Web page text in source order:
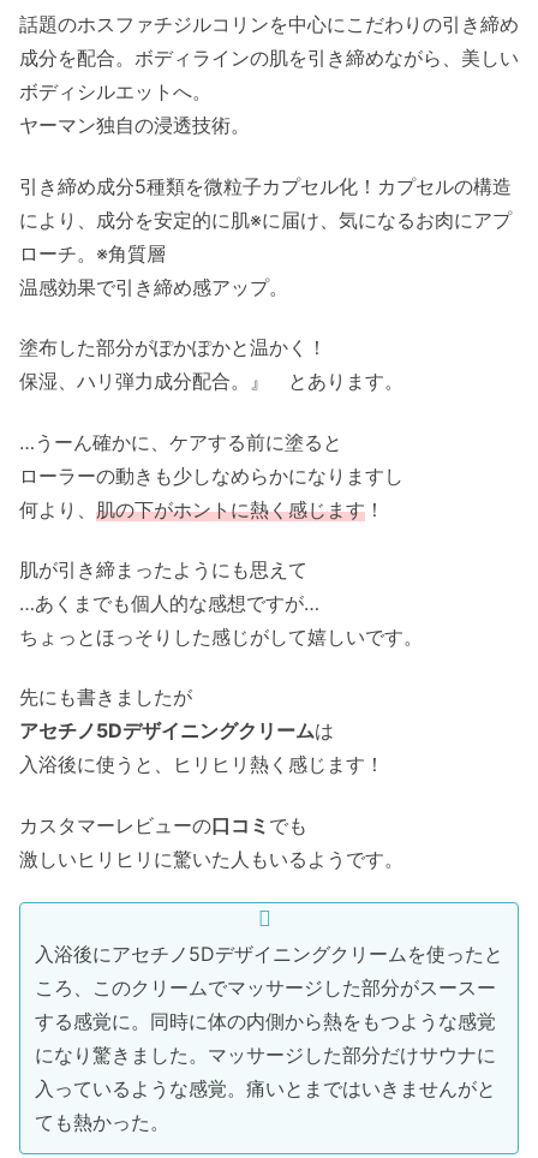
話題のホスファチジルコリンを中心にこだわりの引き締め
成分を配合。ボディラインの肌を引き締めながら、美しい
ボディシルエットへ。
ヤーマン独自の浸透技術。
引き締め成分5種類を微粒子カプセル化！カプセルの構造
により、成分を安定的に肌※に届け、気になるお肉にアプ
ローチ。※角質層
温感効果で引き締め感アップ。
塗布した部分がぽかぽかと温かく！
保湿、ハリ弾力成分配合。』 とあります。
…うーん確かに、ケアする前に塗ると
ローラーの動きも少しなめらかになりますし
何より、 肌の下がホントに熱く感じます ！
肌が引き締まったようにも思えて
…あくまでも個人的な感想ですが…
ちょっとほっそりした感じがして嬉しいです。
先にも書きましたが
アセチノ5Dデザイニングクリームは
入浴後に使うと、ヒリヒリ熱く感じます！
カスタマーレビューの口コミ でも
激しいヒリヒリに驚いた人もいるようです。
入浴後にアセチノ5Dデザイニングクリームを使ったと
ころ、このクリームでマッサージした部分がスースー
する感覚に。同時に体の内側から熱をもつような感覚
になり驚きました。マッサージした部分だけサウナに
入っているような感覚。痛いとまではいきませんがと
ても熱かった。